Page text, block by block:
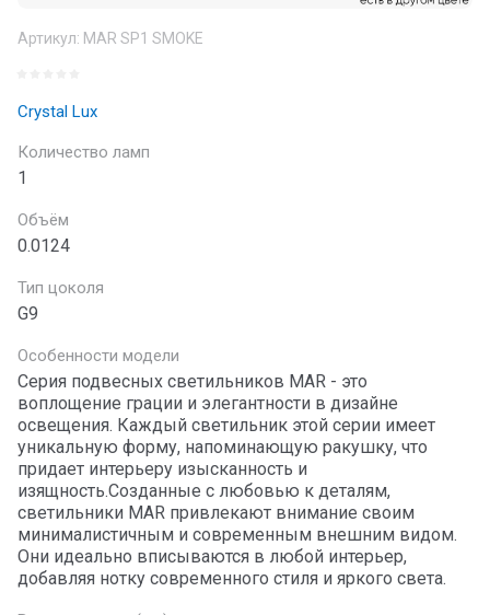
Артикул: MAR SP1 SMOKE
Crystal Lux
Количество ламп
1
Объём
0.0124
Тип цоколя
G9
Особенности модели
Серия подвесных светильников MAR - это
воплощение грации и элегантности в дизайне
освещения. Каждый светильник этой серии имеет
уникальную форму, напоминающую ракушку, что
придает интерьеру изысканность и
изящность.Созданные с любовью к деталям,
светильники MAR привлекают внимание своим
минималистичным и современным внешним видом.
Они идеально вписываются в любой интерьер,
добавляя нотку современного стиля и яркого света.